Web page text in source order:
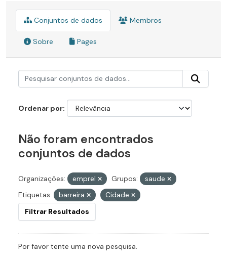
Conjuntos de dados Membros
Sobre Pages
Ordenar por
Não foram encontrados
conjuntos de dados
Organizações: emprel Grupos:
saude
Etiquetas:
barreira
Cidade
Filtrar Resultados
Por favor tente uma nova pesquisa.